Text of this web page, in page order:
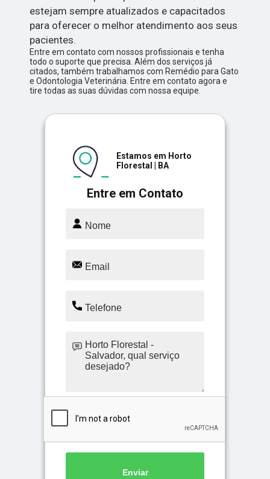
estejam sempre atualizados e capacitados
para oferecer o melhor atendimento aos seus
pacientes.
Entre em contato com nossos profissionais e tenha
todo o suporte que precisa. Além dos serviços já
citados, também trabalhamos com Remédio para Gato
e Odontologia Veterinária. Entre em contato agora e
tire todas as suas dúvidas com nossa equipe.
Entre em Contato
Estamos em Horto
Florestal | BA
Enviar